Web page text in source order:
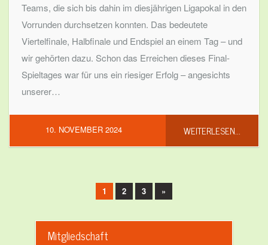
Teams, die sich bis dahin im diesjährigen Ligapokal in den
Vorrunden durchsetzen konnten. Das bedeutete
Viertelfinale, Halbfinale und Endspiel an einem Tag – und
wir gehörten dazu. Schon das Erreichen dieses Final-
Spieltages war für uns ein riesiger Erfolg – angesichts
unserer…
WEITERLESEN...
10. NOVEMBER 2024
1 2 3 »
Mitgliedschaft